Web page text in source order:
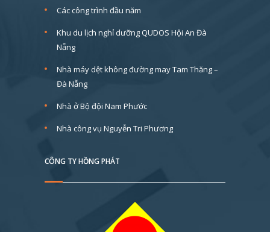
Các công trình đầu năm
Khu du lịch nghỉ dưỡng QUDOS Hội An Đà
Nẵng
Nhà máy dệt không đường may Tam Thăng –
Đà Nẵng
Nhà ở Bộ đội Nam Phước
Nhà công vụ Nguyễn Tri Phương
CÔNG TY HỒNG PHÁT